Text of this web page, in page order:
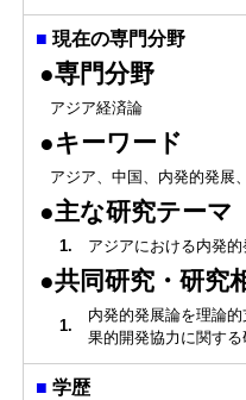
■ 現在の専門分野
●専門分野
アジア経済論
●キーワード
アジア、中国、内発的発展
●主な研究テーマ
1. アジアにおける内発
●共同研究・研究
1.
内発的発展論を理論
果的開発協力に関す
■ 学歴